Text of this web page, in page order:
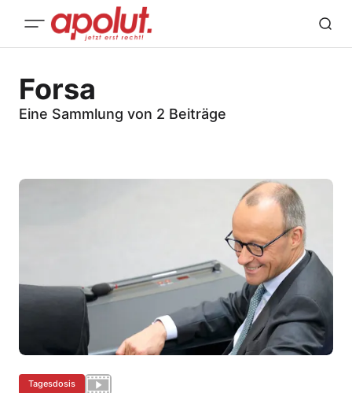
Forsa
Eine Sammlung von 2 Beiträge
Tagesdosis